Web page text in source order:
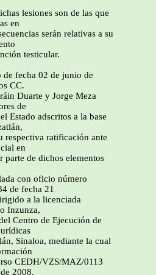
lesiones son de las que
en
serán relativas a su
testicular.
fecha 02 de junio de
CC.
Duarte y Jorge Meza
de
Estado adscritos a la base
respectiva ratificación ante
en
parte de dichos elementos
con oficio número
de fecha 21
a la licenciada
Inzunza,
Centro de Ejecución de
Sinaloa, mediante la cual
CEDH/VZS/MAZ/0113
2008.